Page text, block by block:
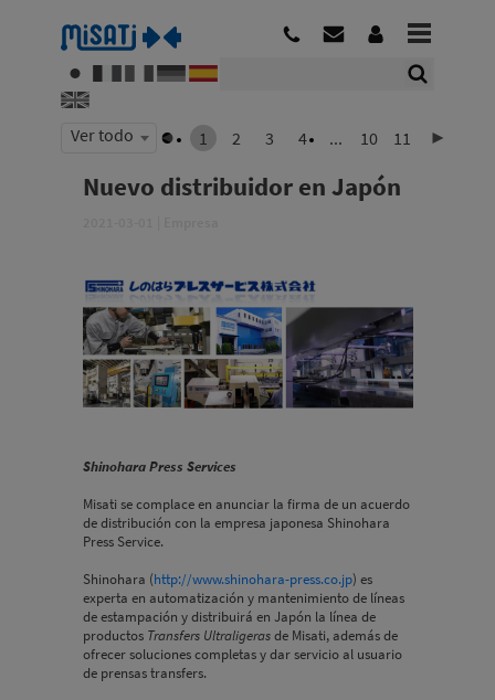
Ver todo 1 2 3 4 ... 10 11
Nuevo distribuidor en Japón
Shinohara Press Services
Misati se complace en anunciar la firma de un acuerdo
de distribución con la empresa japonesa Shinohara
Press Service.
Shinohara (http://www.shinohara-press.co.jp) es
experta en automatización y mantenimiento de líneas
de estampación y distribuirá en Japón la línea de
productos Transfers Ultraligerasde Misati, además de
ofrecer soluciones completas y dar servicio al usuario
de prensas transfers.